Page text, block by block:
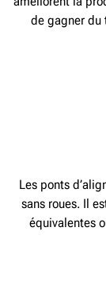
de gagner du
Les ponts
sans roues. Il
équivalentes